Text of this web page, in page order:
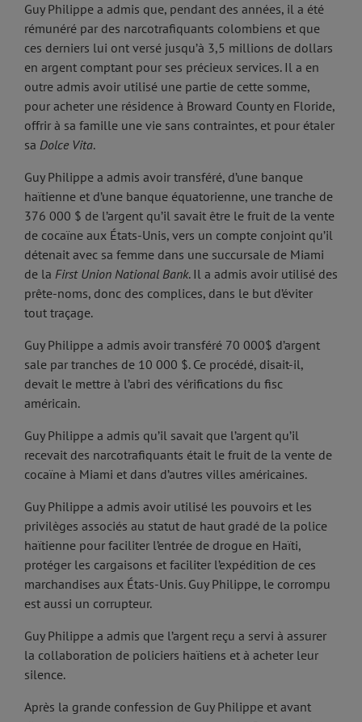
Guy Philippe a admis que, pendant des années, il a été
rémunéré par des narcotrafiquants colombiens et que
ces derniers lui ont versé jusqu’à 3,5 millions de dollars
en argent comptant pour ses précieux services. Il a en
outre admis avoir utilisé une partie de cette somme,
pour acheter une résidence à Broward County en Floride,
offrir à sa famille une vie sans contraintes, et pour étaler
sa Dolce Vita.
Guy Philippe a admis avoir transféré, d’une banque
haïtienne et d’une banque équatorienne, une tranche de
376 000 $ de l’argent qu’il savait être le fruit de la vente
de cocaïne aux États-Unis, vers un compte conjoint qu’il
détenait avec sa femme dans une succursale de Miami
de la First Union National Bank. Il a admis avoir utilisé des
prête-noms, donc des complices, dans le but d’éviter
tout traçage.
Guy Philippe a admis avoir transféré 70 000$ d’argent
sale par tranches de 10 000 $. Ce procédé, disait-il,
devait le mettre à l’abri des vérifications du fisc
américain.
Guy Philippe a admis qu’il savait que l’argent qu’il
recevait des narcotrafiquants était le fruit de la vente de
cocaïne à Miami et dans d’autres villes américaines.
Guy Philippe a admis avoir utilisé les pouvoirs et les
privilèges associés au statut de haut gradé de la police
haïtienne pour faciliter l’entrée de drogue en Haïti,
protéger les cargaisons et faciliter l’expédition de ces
marchandises aux États-Unis. Guy Philippe, le corrompu
est aussi un corrupteur.
Guy Philippe a admis que l’argent reçu a servi à assurer
la collaboration de policiers haïtiens et à acheter leur
silence.
Après la grande confession de Guy Philippe et avant